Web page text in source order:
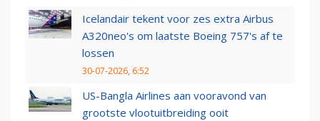
Icelandair tekent voor zes extra Airbus
A320neo's om laatste Boeing 757's af te
lossen
30-07-2026, 6:52
US-Bangla Airlines aan vooravond van
grootste vlootuitbreiding ooit